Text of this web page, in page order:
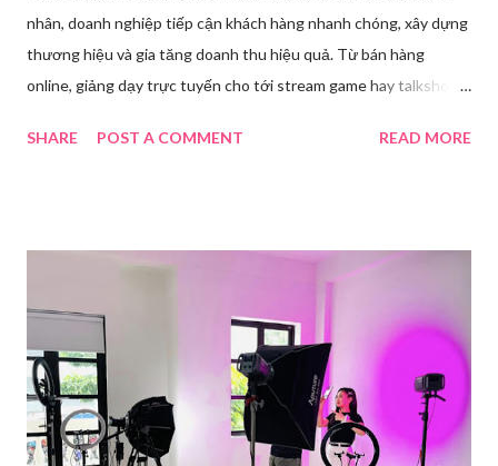
nhân, doanh nghiệp tiếp cận khách hàng nhanh chóng, xây dựng
thương hiệu và gia tăng doanh thu hiệu quả. Từ bán hàng
online, giảng dạy trực tuyến cho tới stream game hay talkshow,
Trong bài viết dưới đây, chúng tôi sẽ giới thiệu chi tiết 12 công
mạng xã hội hoặc website theo thời gian thực. Để thực hiện
chuyên biệt giúp xử lý hình ảnh, âm thanh, hiệu ứng và kết nối ổn
định. Những công cụ hỗ trợ livestream chuyên biệt Hiện nay,
phần mềm Livestream không chỉ phục vụ streamer hay game thủ
mà còn là trợ thủ đắc lực cho nhà bán hàng online, giáo viên,
doanh nghiệp, nhà sáng tạo nội dung. Việc lựa chọn đúng phần
SHARE POST A COMMENT READ MORE